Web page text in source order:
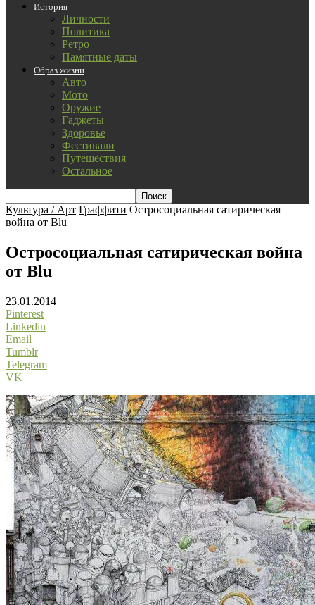
История
Личности
Политика
Ретро
Памятные даты
Образ жизни
Авто
Мото
Оружие
Гаджеты
Здоровье
Фестивали
Путешествия
Остальное
Культура / Арт Граффити Остросоциальная сатирическая
война от Blu
Остросоциальная сатирическая война
от Blu
23.01.2014
Pinterest
Linkedin
Email
Tumblr
Telegram
VK